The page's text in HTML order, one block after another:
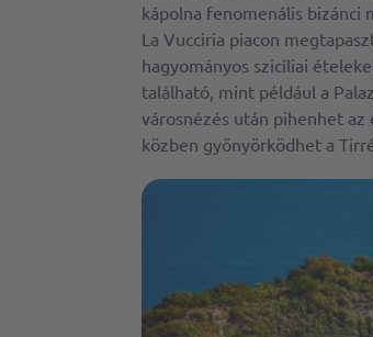
kápolna fenomenális bizánci
La Vucciria piacon
hagyományos szicíliai
található, mint például a
városnézés után pihenhet az
közben gyönyörködhet a